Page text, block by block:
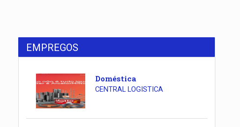
EMPREGOS
Doméstica
CENTRAL LOGISTICA